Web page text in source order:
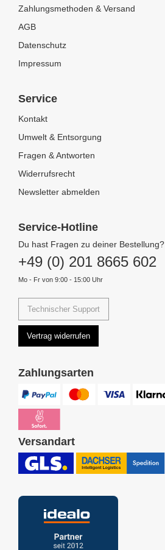
Zahlungsmethoden & Versand
AGB
Datenschutz
Impressum
Service
Kontakt
Umwelt & Entsorgung
Fragen & Antworten
Widerrufsrecht
Newsletter abmelden
Service-Hotline
Du hast Fragen zu deiner Bestellung?
+49 (0) 201 8665 602
Mo - Fr von 9:00 - 15:00 Uhr
Technischer Support
Vertrag widerrufen
Zahlungsarten
Versandart